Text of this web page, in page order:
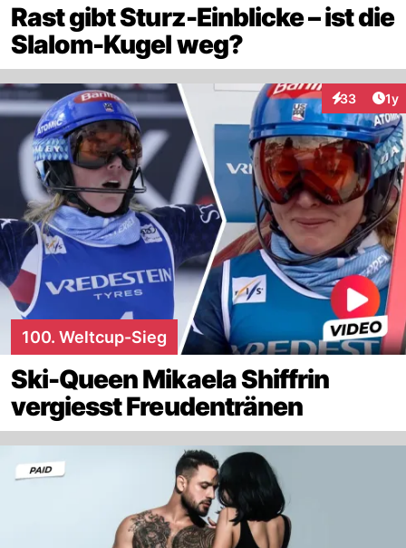
Rast gibt Sturz-Einblicke – ist die
Slalom-Kugel weg?
33 1y
100. Weltcup-Sieg
Ski-Queen Mikaela Shiffrin
vergiesst Freudentränen